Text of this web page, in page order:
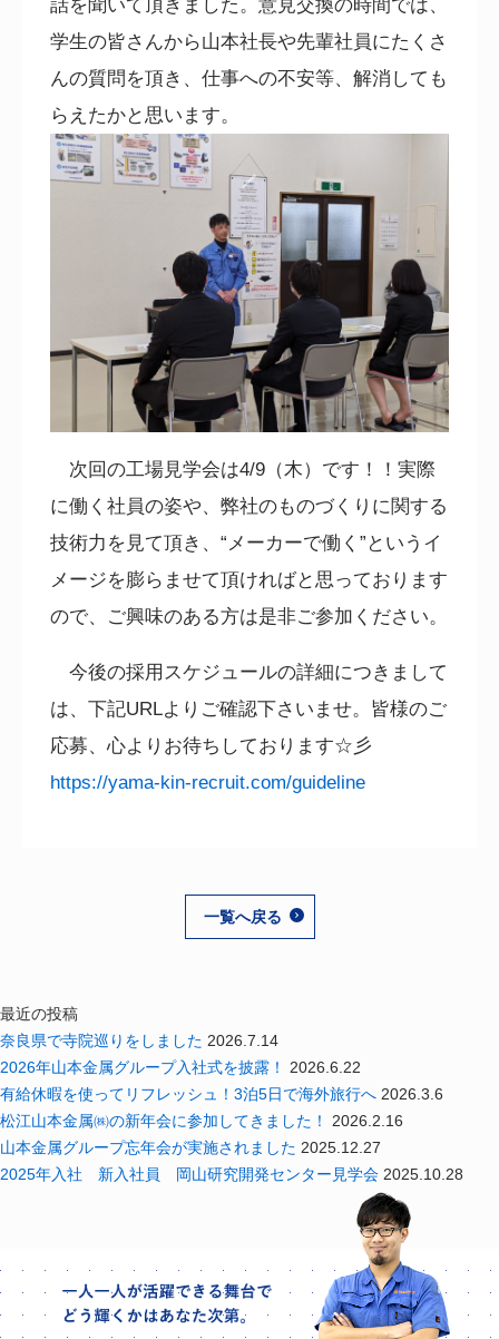
話を聞いて頂きました。意見交換の時間では、
学生の皆さんから山本社長や先輩社員にたくさ
んの質問を頂き、仕事への不安等、解消しても
らえたかと思います。
次回の工場見学会は4/9 （木）です！！実際
に働く社員の姿や、弊社のものづくりに関する
技術力を見て頂き、“メーカーで働く”というイ
メージを膨らませて頂ければと思っております
ので、ご興味のある方は是非ご参加ください。
今後の採用スケジュールの詳細につきまして
は、下記URLよりご確認下さいませ。皆様のご
応募、心よりお待ちしております☆彡
https://yama-kin-recruit.com/guideline
一覧へ戻る
最近の投稿
奈良県で寺院巡りをしました 2026.7.14
2026年山本金属グループ入社式を披露！
2026.6.22
有給休暇を使ってリフレッシュ！3泊5日で海外旅行へ 2026.3.6
松江山本金属㈱の新年会に参加してきました！
2026.2.16
山本金属グループ忘年会が実施されました 2025.12.27
2025年入社 新入社員 岡山研究開発センター見学会 2025.10.28